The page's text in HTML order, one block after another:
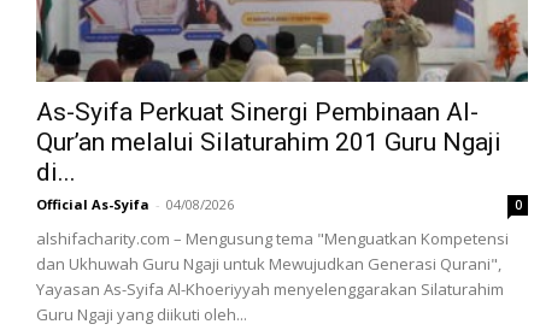
As-Syifa Perkuat Sinergi Pembinaan Al-
Qur’an melalui Silaturahim 201 Guru Ngaji
di...
Official As-Syifa - 04/08/2026 0
alshifacharity.com – Mengusung tema "Menguatkan Kompetensi
dan Ukhuwah Guru Ngaji untuk Mewujudkan Generasi Qurani",
Yayasan As-Syifa Al-Khoeriyyah menyelenggarakan Silaturahim
Guru Ngaji yang diikuti oleh...